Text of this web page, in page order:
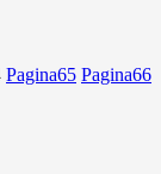
Pagina65 Pagina66